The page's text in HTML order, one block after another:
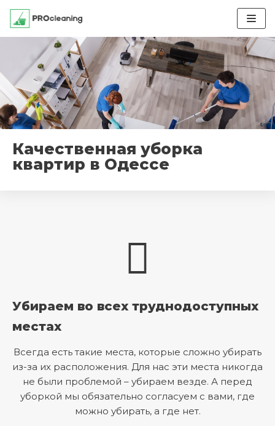
Перейти
к
содержимому
Качественная уборка
квартир в Одессе
Убираем во всех труднодоступных
местах
Всегда есть такие места, которые сложно убирать
из-за их расположения. Для нас эти места никогда
не были проблемой – убираем везде. А перед
уборкой мы обязательно согласуем с вами, где
можно убирать, а где нет.